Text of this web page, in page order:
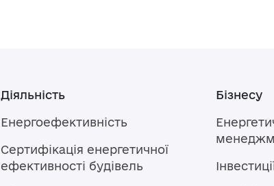
Діяльність
Енергоефективність
Сертифікація енергетичної
ефективності будівель
Бізнесу